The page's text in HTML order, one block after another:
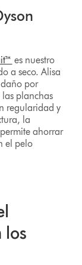
es nuestro
a seco. Alisa
por
las planchas
regularidad y
la
ahorrar
el pelo
los